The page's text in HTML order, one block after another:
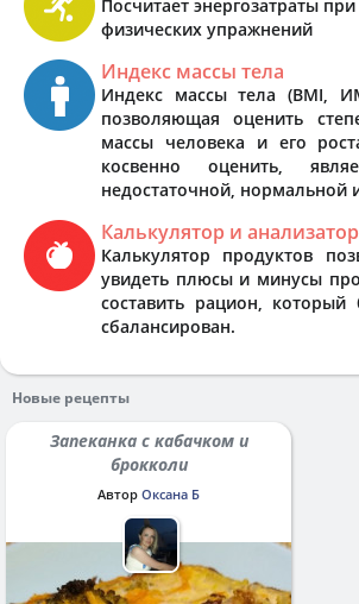
Посчитает энергозатраты
физических упражнений
Индекс массы тела
Индекс массы тела (BMI,
позволяющая оценить
массы человека и его
косвенно оценить,
недостаточной, нормальной
Калькулятор и
Калькулятор продуктов
увидеть плюсы и минусы
составить рацион, который
сбалансирован.
Новые рецепты
Запеканка с кабачком и
брокколи
Автор Оксана Б